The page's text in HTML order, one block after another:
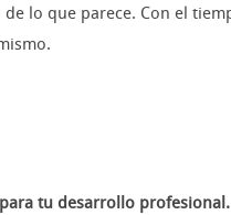
lo que parece. Con el
tu desarrollo profesional.